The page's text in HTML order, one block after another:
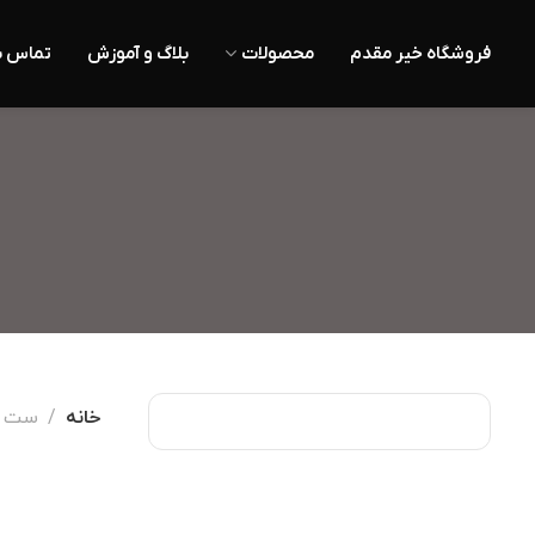
فروشگاه خیر مقدم محصولات بلاگ و آموزش تماس
خانه ست